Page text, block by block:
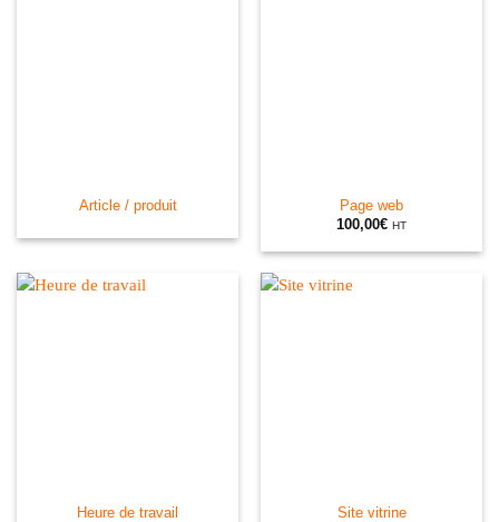
Article / produit
Page web
100,00€ HT
Heure de travail
Site vitrine